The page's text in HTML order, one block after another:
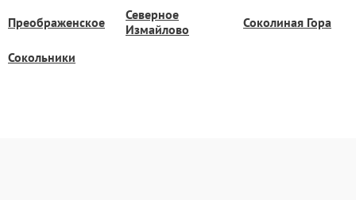
Преображенское
Северное
Измайлово
Соколиная Гора
Сокольники